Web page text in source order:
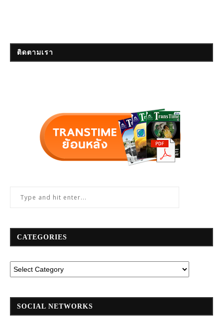
ติดตามเรา
CATEGORIES
SOCIAL NETWORKS